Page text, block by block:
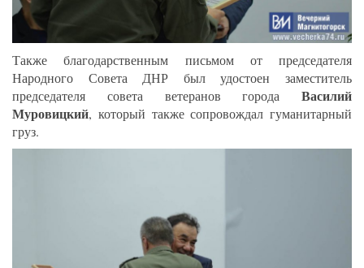
Также благодарственным письмом от председателя
Народного Совета ДНР был удостоен заместитель
председателя совета ветеранов города Василий
Муровицкий, который также сопровождал гуманитарный
груз.